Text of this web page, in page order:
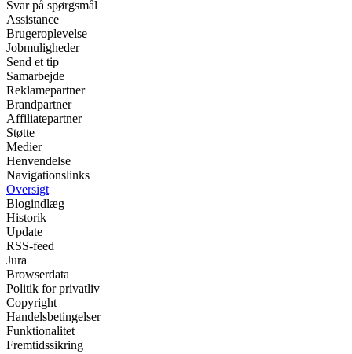
Svar på spørgsmål
Assistance
Brugeroplevelse
Jobmuligheder
Send et tip
Samarbejde
Reklamepartner
Brandpartner
Affiliatepartner
Støtte
Medier
Henvendelse
Navigationslinks
Oversigt
Blogindlæg
Historik
Update
RSS-feed
Jura
Browserdata
Politik for privatliv
Copyright
Handelsbetingelser
Funktionalitet
Fremtidssikring